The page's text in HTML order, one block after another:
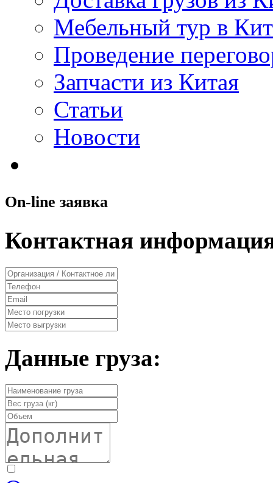
Мебельный тур в
Проведение
Запчасти из Китая
Статьи
Новости
On-line заявка
Контактная
Данные груза: